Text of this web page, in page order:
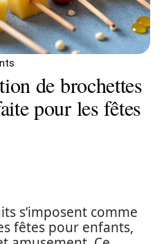
de brochettes
pour les fêtes
s’imposent comme
fêtes pour enfants,